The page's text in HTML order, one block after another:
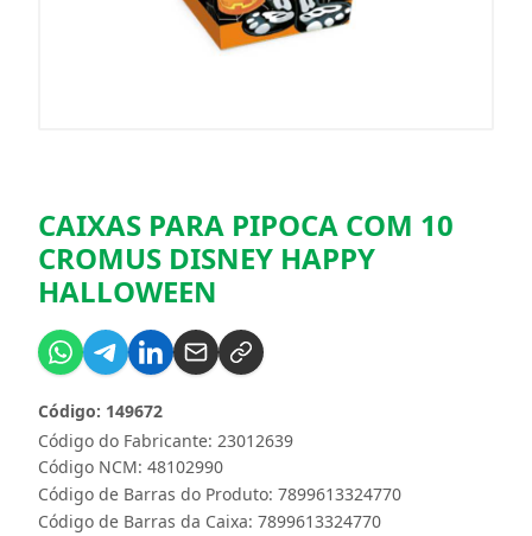
CAIXAS PARA PIPOCA COM 10
CROMUS DISNEY HAPPY
HALLOWEEN
Código do Fabricante: 23012639
Código: 149672
Código NCM: 48102990
Código de Barras do Produto: 7899613324770
Código de Barras da Caixa: 7899613324770